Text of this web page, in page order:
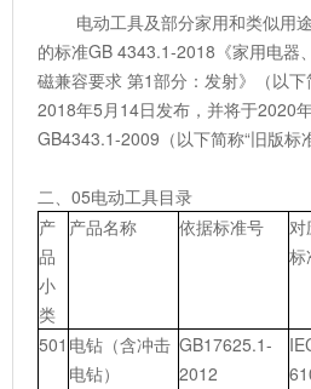
电动工具及部分家用和类似用途
的标准GB 4343.1-2018《家用电器
磁兼容要求 第1部分：发射》（以下
2018年5月14日发布，并将于2020
GB4343.1-2009（以下简称“旧版标准
二、05电动工具目录
产
品
小
类
产品名称 依据标准号
对
标
501 电钻（含冲击
电钻）
GB17625.1-
2012